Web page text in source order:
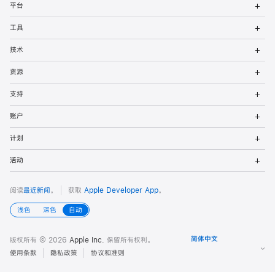
者
页
脚
平台
菜
工具
菜
技术
菜
资源
菜
支持
菜
账户
菜
计划
菜
活动
菜
阅读最近新闻。 获取 Apple Developer App。
浅色 深色 自动
版权所有 © 2026 Apple Inc.
保留所有权利。
使用条款
隐私政策 协议和准则